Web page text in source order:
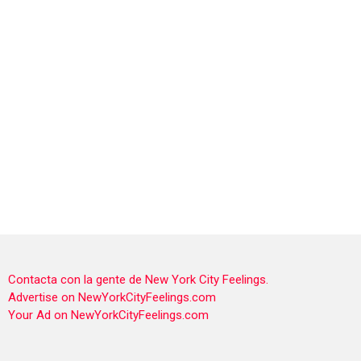
Contacta con la gente de New York City Feelings.
Advertise on NewYorkCityFeelings.com
Your Ad on NewYorkCityFeelings.com